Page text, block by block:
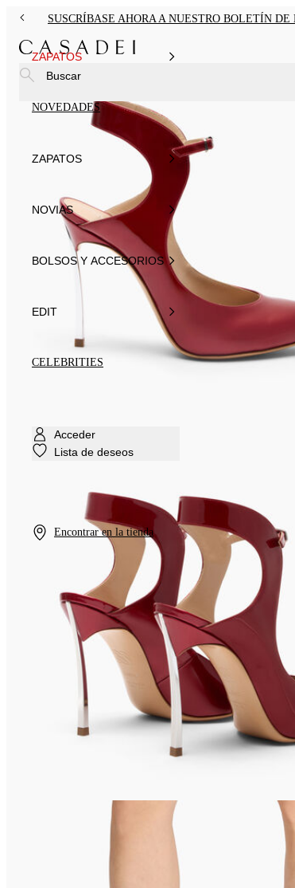
SUSCRÍBASE AHORA A NUESTRO BOLETÍN
ZAPATOS
NOVEDADES
ZAPATOS
NOVIAS
BOLSOS Y ACCESORIOS
EDIT
CELEBRITIES
Acceder
Lista de deseos
Encontrar en la tienda
Buscar